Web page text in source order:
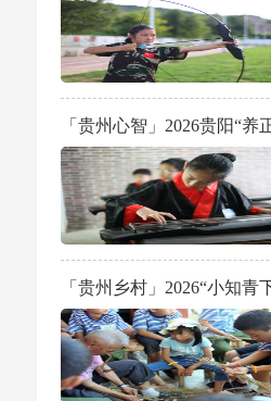
「贵州心智」2026贵阳“
「贵州乡村」2026“小知